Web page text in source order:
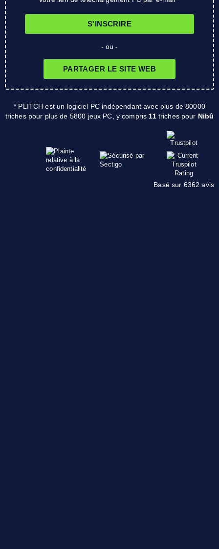
S'INSCRIRE
- ou -
PARTAGER LE SITE WEB
* PLITCH est un logiciel PC indépendant avec plus de 80000
triches pour plus de 5800 jeux PC, y compris 11triches pour Nibû
Basé sur 6362 avis